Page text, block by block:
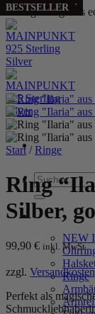
Handgefertigt aus
Zum
Inhalt
springen
Suchen
nach:
WOMEN
NEW
Ringe
Start / Ringe
Ring
Silber,
99,90 € inkl. MwSt.
zzgl. Versandkosten
Perfekt als
SELLING FAST
BESTSELLER
BESTSELLER